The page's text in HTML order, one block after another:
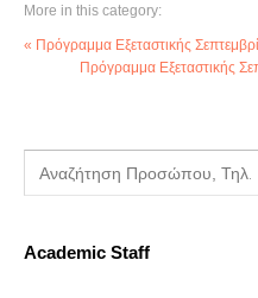
More in this category:
« Πρόγραμμα Εξεταστικής
Πρόγραμμα Εξεταστικής
Academic Staff